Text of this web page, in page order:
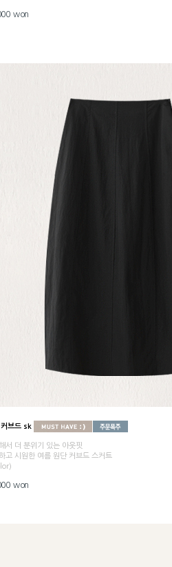
won
브드 sk
서 더 분위기 있는 아웃핏
고 시원한 여름 원단 커브드 스커트
won